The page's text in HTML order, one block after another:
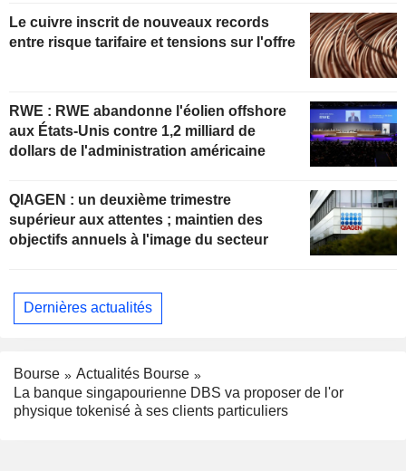
Le cuivre inscrit de nouveaux records
entre risque tarifaire et tensions sur l'offre
RWE : RWE abandonne l'éolien offshore
aux États-Unis contre 1,2 milliard de
dollars de l'administration américaine
QIAGEN : un deuxième trimestre
supérieur aux attentes ; maintien des
objectifs annuels à l'image du secteur
Dernières actualités
Bourse
Actualités Bourse
La banque singapourienne DBS va proposer de l'or
physique tokenisé à ses clients particuliers